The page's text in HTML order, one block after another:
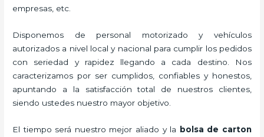
empresas, etc.
Disponemos de personal motorizado y vehículos
autorizados a nivel local y nacional para cumplir los pedidos
con seriedad y rapidez llegando a cada destino. Nos
caracterizamos por ser cumplidos, confiables y honestos,
apuntando a la satisfacción total de nuestros clientes,
siendo ustedes nuestro mayor objetivo.
El tiempo será nuestro mejor aliado y la bolsa de carton